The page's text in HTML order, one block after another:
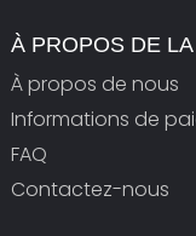
À PROPOS DE
À propos de nous
Informations de
FAQ
Contactez-nous